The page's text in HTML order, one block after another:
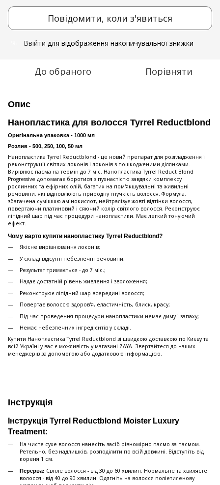
Повідомити, коли з'явиться
Ввійти для відображення накопичувальної знижки
До обраного Порівняти
Опис
Нанопластика для волосся Tyrrel Reductblond
Оригінальна упаковка - 1000 мл
Розлив - 500, 250, 100, 50 мл
Нанопластика Tyrrel Reductblond - це новий препарат для розгладження і
реконструкції світлих локонів і локонів з пошкодженими ділянками.
Вирівнює пасма на термін до 7 міс. Нанопластика Tyrrel Reduct Blond
Progressive допомагає боротися з пухнастістю завдяки комплексу
рослинних та ефірних олій, багатих на пом'якшувальні та живильні
речовини, які відновлюють природну гнучкість волосся. Формула,
збагачена сумішшю амінокислот, нейтралізує жовті відтінки волосся,
повертаючи платиновий і сяючий колір світлого волосся. Реконструює
ліпідний шар під час процедури нанопластики. Має легкий тонуючий
ефект.
Чому варто купити нанопластику Tyrrel Reductblond?
Якісне вирівнювання локонів;
У складі відсутні небезпечні речовини;
Результат тримається - до 7 міс.;
Надає достатній рівень живлення і зволоження;
Реконструює ліпідний шар всередині волосся;
Повертає волоссю здоров'я, еластичність, блиск, красу;
Під час проведення процедури нанопластики немає диму і запаху;
Немає небезпечних інгредієнтів у складі.
Купити Нанопластика Tyrrel Reductblond зі швидкою доставкою по Києву та
всій Україні у вас є можливість у магазині ZAYA. Звертайтеся до наших
менеджерів за допомогою або додатковою інформацією.
Інструкція
Інструкція Tyrrel Reductblond Moister Luxury
Treatment:
На чисте сухе волосся нанесіть засіб рівномірно пасмо за пасмом.
Ретельно, без надлишків, розподілити по всій довжині. Відступіть від
кореня 1 см.
Перерва: Світле волосся - від 30 до 60 хвилин. Нормальне та хвилясте
волосся - від 40 до 90 хвилин. Одягніть на волосся поліетиленову